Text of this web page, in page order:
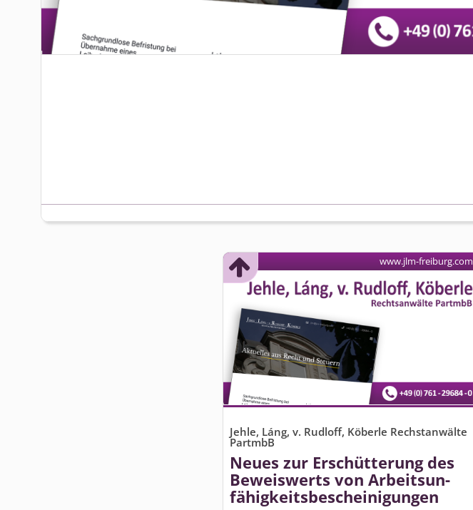
Jehle, Láng, v. Rudloff, Köberle Rechstanwälte
PartmbB
Neues zur Erschütterung des
Beweiswerts von Arbeitsun­
fähigkeits­bescheinigungen
www.jlm-freiburg.com